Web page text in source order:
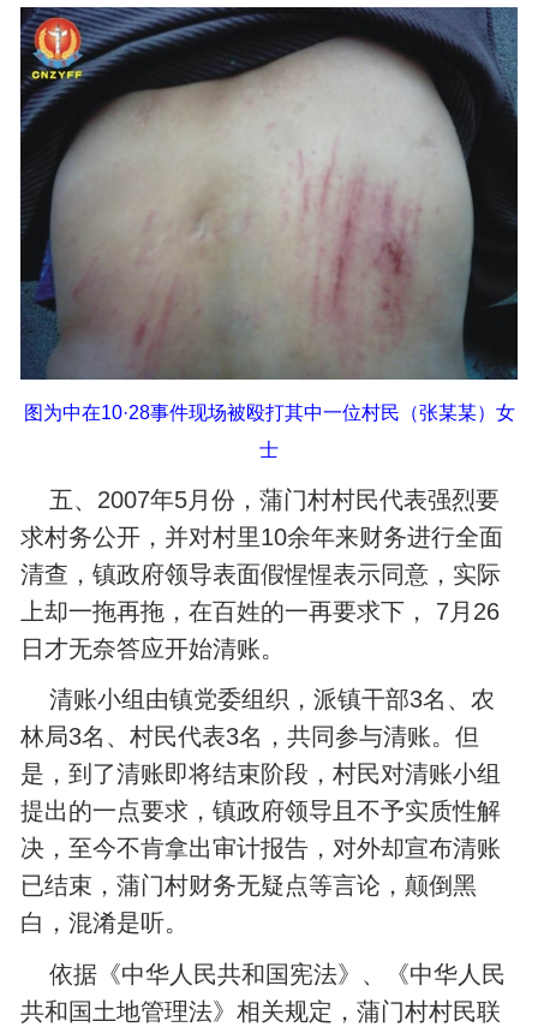
图为中在10·28事件现场被殴打其中一位村民（张某某）女
士
五、2007年5月份，蒲门村村民代表强烈要
求村务公开，并对村里10余年来财务进行全面
清查，镇政府领导表面假惺惺表示同意，实际
上却一拖再拖，在百姓的一再要求下， 7月26
日才无奈答应开始清账。
清账小组由镇党委组织，派镇干部3名、农
林局3名、村民代表3名，共同参与清账。但
是，到了清账即将结束阶段，村民对清账小组
提出的一点要求，镇政府领导且不予实质性解
决，至今不肯拿出审计报告，对外却宣布清账
已结束，蒲门村财务无疑点等言论，颠倒黑
白，混淆是听。
依据《中华人民共和国宪法》、《中华人民
共和国土地管理法》相关规定，蒲门村村民联